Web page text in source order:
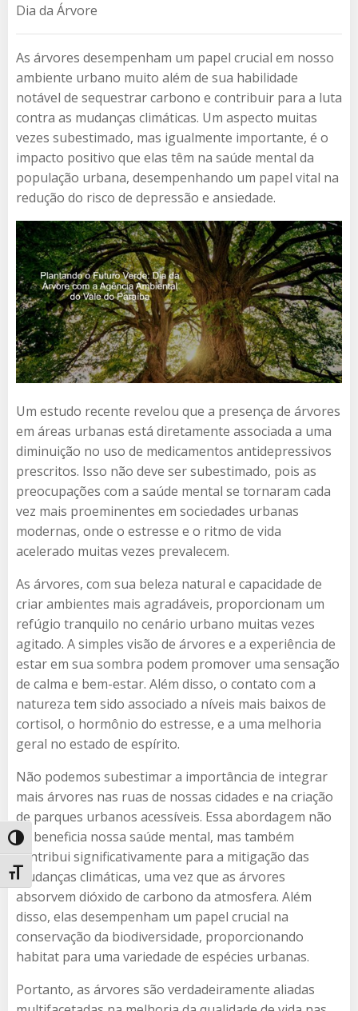
Alternar alto contraste
Alternar tamanho da fonte
Dia da Árvore
As árvores desempenham um papel crucial em nosso
ambiente urbano muito além de sua habilidade
notável de sequestrar carbono e contribuir para a luta
contra as mudanças climáticas. Um aspecto muitas
vezes subestimado, mas igualmente importante, é o
impacto positivo que elas têm na saúde mental da
população urbana, desempenhando um papel vital na
redução do risco de depressão e ansiedade.
Um estudo recente revelou que a presença de árvores
em áreas urbanas está diretamente associada a uma
diminuição no uso de medicamentos antidepressivos
prescritos. Isso não deve ser subestimado, pois as
preocupações com a saúde mental se tornaram cada
vez mais proeminentes em sociedades urbanas
modernas, onde o estresse e o ritmo de vida
acelerado muitas vezes prevalecem.
As árvores, com sua beleza natural e capacidade de
criar ambientes mais agradáveis, proporcionam um
refúgio tranquilo no cenário urbano muitas vezes
agitado. A simples visão de árvores e a experiência de
estar em sua sombra podem promover uma sensação
de calma e bem-estar. Além disso, o contato com a
natureza tem sido associado a níveis mais baixos de
cortisol, o hormônio do estresse, e a uma melhoria
geral no estado de espírito.
Não podemos subestimar a importância de integrar
mais árvores nas ruas de nossas cidades e na criação
de parques urbanos acessíveis. Essa abordagem não
só beneficia nossa saúde mental, mas também
contribui significativamente para a mitigação das
mudanças climáticas, uma vez que as árvores
absorvem dióxido de carbono da atmosfera. Além
disso, elas desempenham um papel crucial na
conservação da biodiversidade, proporcionando
habitat para uma variedade de espécies urbanas.
Portanto, as árvores são verdadeiramente aliadas